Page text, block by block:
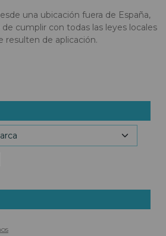
una ubicación fuera de España,
de cumplir con todas las leyes locales
resulten de aplicación.